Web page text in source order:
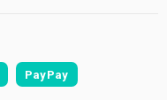
PayPay